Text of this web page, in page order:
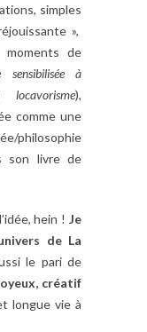
simples
»,
de
sensibilisée à
),
comme une
philosophie
son livre de
hein ! Je
de La
le pari de
créatif
longue vie à